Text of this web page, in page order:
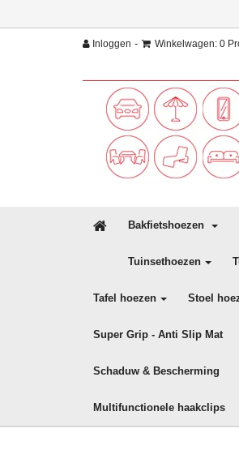
Inloggen - Winkelwagen: 0
Bakfietshoezen
Tuinsethoezen
Tafel hoezen Stoel
Super Grip - Anti Slip Mat
Schaduw & Bescherming
Multifunctionele haakclips